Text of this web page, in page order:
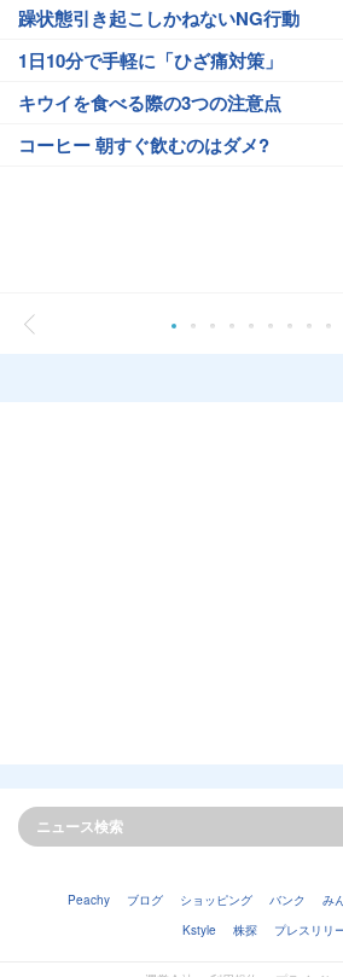
躁状態引き起こしかねないNG行動
1日10分で手軽に「ひざ痛対策」
キウイを食べる際の3つの注意点
コーヒー 朝すぐ飲むのはダメ?
Peachy ブログ ショッピング バンク み
Kstyle
株探 プレスリリ